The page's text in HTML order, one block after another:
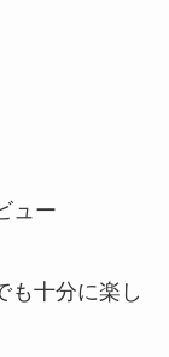
も十分に楽し